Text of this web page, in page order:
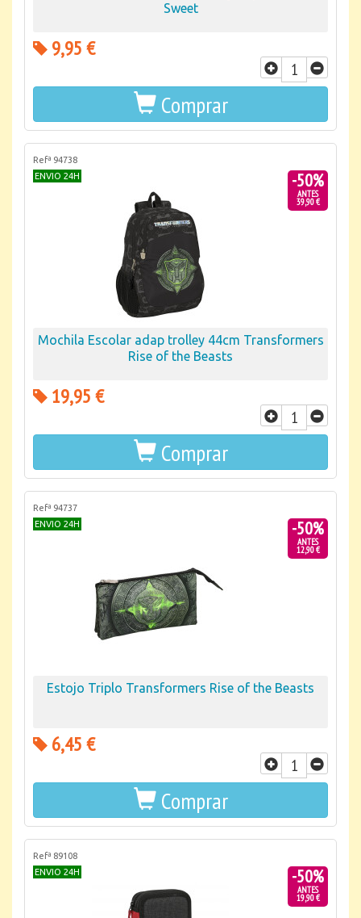
Sweet
9,95 €
Comprar
Refª 94738
ENVIO 24H
-50%
ANTES
39,90 €
Mochila Escolar adap trolley 44cm Transformers
Rise of the Beasts
19,95 €
Comprar
Refª 94737
ENVIO 24H
-50%
ANTES
12,90 €
Estojo Triplo Transformers Rise of the Beasts
6,45 €
Comprar
Refª 89108
ENVIO 24H
-50%
ANTES
19,90 €